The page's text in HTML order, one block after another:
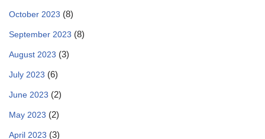
October 2023 (8)
September 2023 (8)
August 2023 (3)
July 2023 (6)
June 2023 (2)
May 2023 (2)
April 2023 (3)